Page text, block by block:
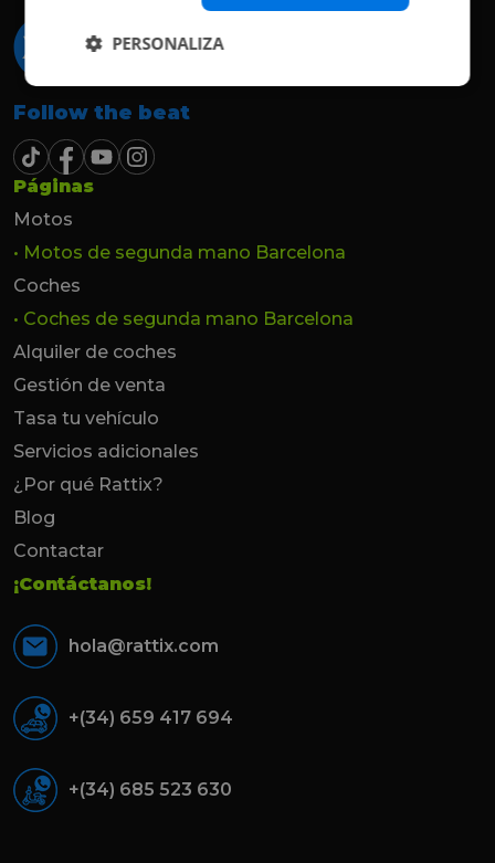
Follow the beat
Páginas
Motos
• Motos de segunda mano Barcelona
Coches
• Coches de segunda mano Barcelona
Alquiler de coches
Gestión de venta
Tasa tu vehículo
Servicios adicionales
¿Por qué Rattix?
Blog
Contactar
¡Contáctanos!
hola@rattix.com
+(34) 659 417 694
+(34) 685 523 630
PERSONALIZA